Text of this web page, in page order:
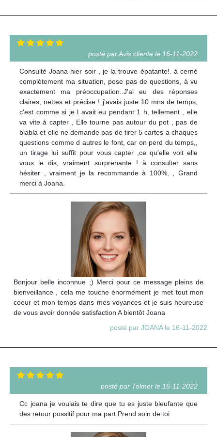
posté par Avis cliente le 16-11-2022
Consulté Joana hier soir , je la trouve épatante!. à cerné
complètement ma situation, pose pas de questions, à vu
exactement ma préoccupation..J'ai eu des réponses
claires, nettes et précise ! j'avais juste 10 mns de temps,
c'est comme si je l avait eu pendant 1 h, tellement , elle
va vite à capter , Elle tourne pas autour du pot , pas de
blabla et elle ne demande pas de tirer 5 cartes a chaques
questions comme d autres le font, car on perd du temps,,
un tirage lui suffit pour vous capter ,ce qu'elle voit elle
vous le dis, vraiment surprenante ! à consulter sans
hésiter , vraiment je la recommande à 100%, , Grand
merci à Joana.
Bonjour belle inconnue ;) Merci pour ce message pleins de
bienveillance , cela me touche énormément je met tout mon
coeur et mon temps dans mes voyances et je suis heureuse
de vous avoir donnée satisfaction A bientôt Joana
posté par JOANA le 16-11-2022
posté par Tolmer le 16-11-2022
Cc joana je voulais te dire que tu es juste bleufante que
des retour possitif pour ma part Prend soin de toi